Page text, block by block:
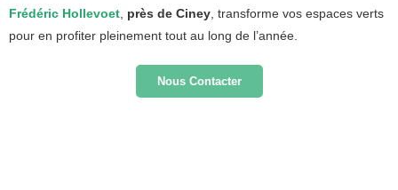
Frédéric Hollevoet près de Ciney , transforme vos espaces verts
pour en profiter pleinement tout au long de l’année.
Nous Contacter